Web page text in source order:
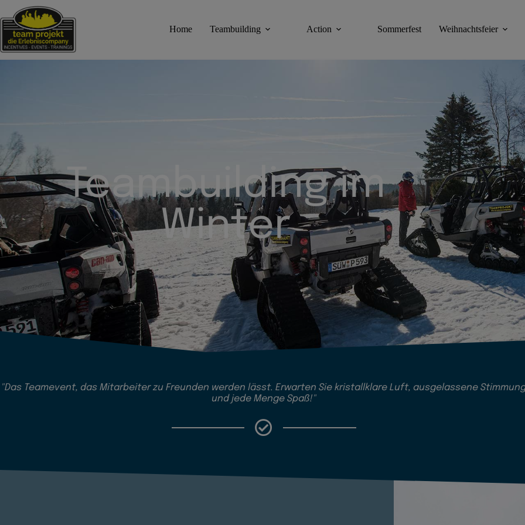
Home Teambuilding Action Sommerfest Weihnachtsfeier
Teambuilding im
Winter
"Das Teamevent, das Mitarbeiter zu Freunden werden lässt. Erwarten Sie kristallklare Luft, ausgelassene
und jede Menge Spaß!"